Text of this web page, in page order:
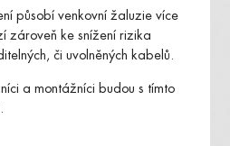
působí venkovní žaluzie více
zároveň ke snížení rizika
či uvolněných kabelů.
a montážníci budou s tímto